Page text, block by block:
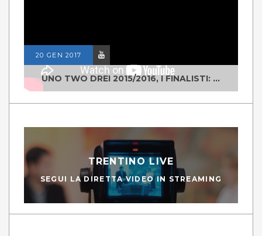
20 GEN 2017
UNO TWO DREI 2015/2016, I FINALISTI: CLASSE IV ALS ISTITUTO "DEGASPERI" BORGO VALSUGANA
TRENTINO LIVE
SEGUI LA DIRETTA VIDEO IN STREAMING